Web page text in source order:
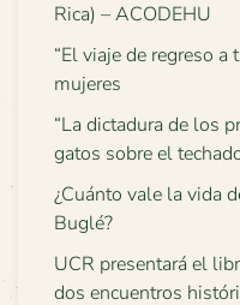
Rica) – ACODEHU
“El viaje de regreso a
mujeres
“La dictadura de los
gatos sobre el
¿Cuánto vale la vida
Buglé?
UCR presentará el
dos encuentros